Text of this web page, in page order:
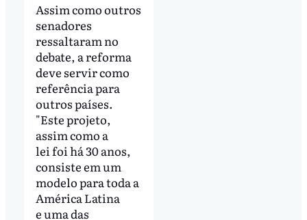
Assim como outros
senadores
ressaltaram no
debate, a reforma
deve servir como
referência para
outros países.
"Este projeto,
assim como a
lei foi há 30 anos,
consiste em um
modelo para toda a
América Latina
e uma das